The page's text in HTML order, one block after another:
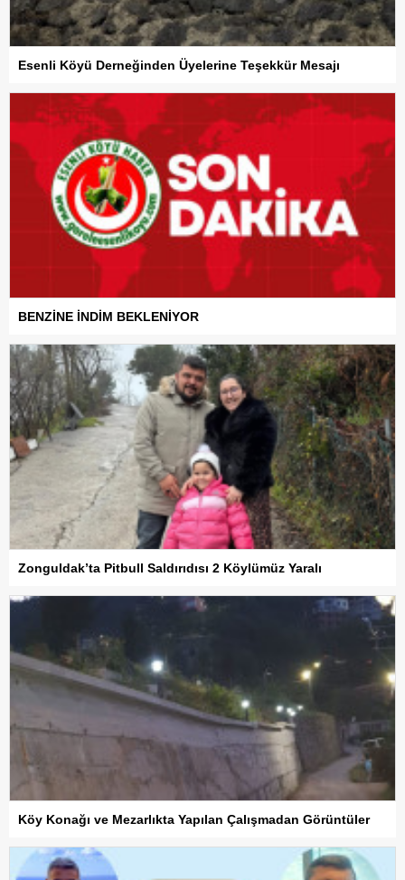
Esenli Köyü Derneğinden Üyelerine Teşekkür Mesajı
BENZİNE İNDİM BEKLENİYOR
Zonguldak’ta Pitbull Saldırıdısı 2 Köylümüz Yaralı
Köy Konağı ve Mezarlıkta Yapılan Çalışmadan Görüntüler